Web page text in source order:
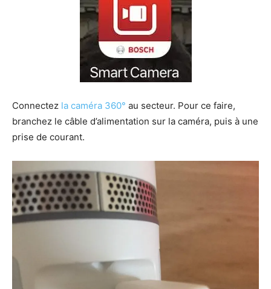
Connectez la caméra 360° au secteur. Pour ce faire,
branchez le câble d’alimentation sur la caméra, puis à une
prise de courant.